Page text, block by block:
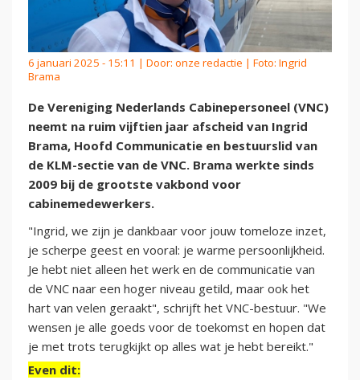
6 januari 2025 - 15:11 | Door: onze redactie | Foto: Ingrid
Brama
De Vereniging Nederlands Cabinepersoneel (VNC)
neemt na ruim vijftien jaar afscheid van Ingrid
Brama, Hoofd Communicatie en bestuurslid van
de KLM-sectie van de VNC. Brama werkte sinds
2009 bij de grootste vakbond voor
cabinemedewerkers.
"Ingrid, we zijn je dankbaar voor jouw tomeloze inzet,
je scherpe geest en vooral: je warme persoonlijkheid.
Je hebt niet alleen het werk en de communicatie van
de VNC naar een hoger niveau getild, maar ook het
hart van velen geraakt", schrijft het VNC-bestuur. "We
wensen je alle goeds voor de toekomst en hopen dat
je met trots terugkijkt op alles wat je hebt bereikt."
Even dit: